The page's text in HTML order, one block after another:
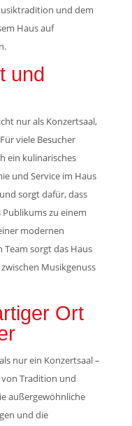
und dem
Haus auf
und
nur als Konzertsaal,
viele Besucher
ein kulinarisches
und Service im Haus
sorgt dafür, dass
zu einem
modernen
sorgt das Haus
Musikgenuss
Ort
nur ein Konzertsaal –
Tradition und
außergewöhnliche
und die